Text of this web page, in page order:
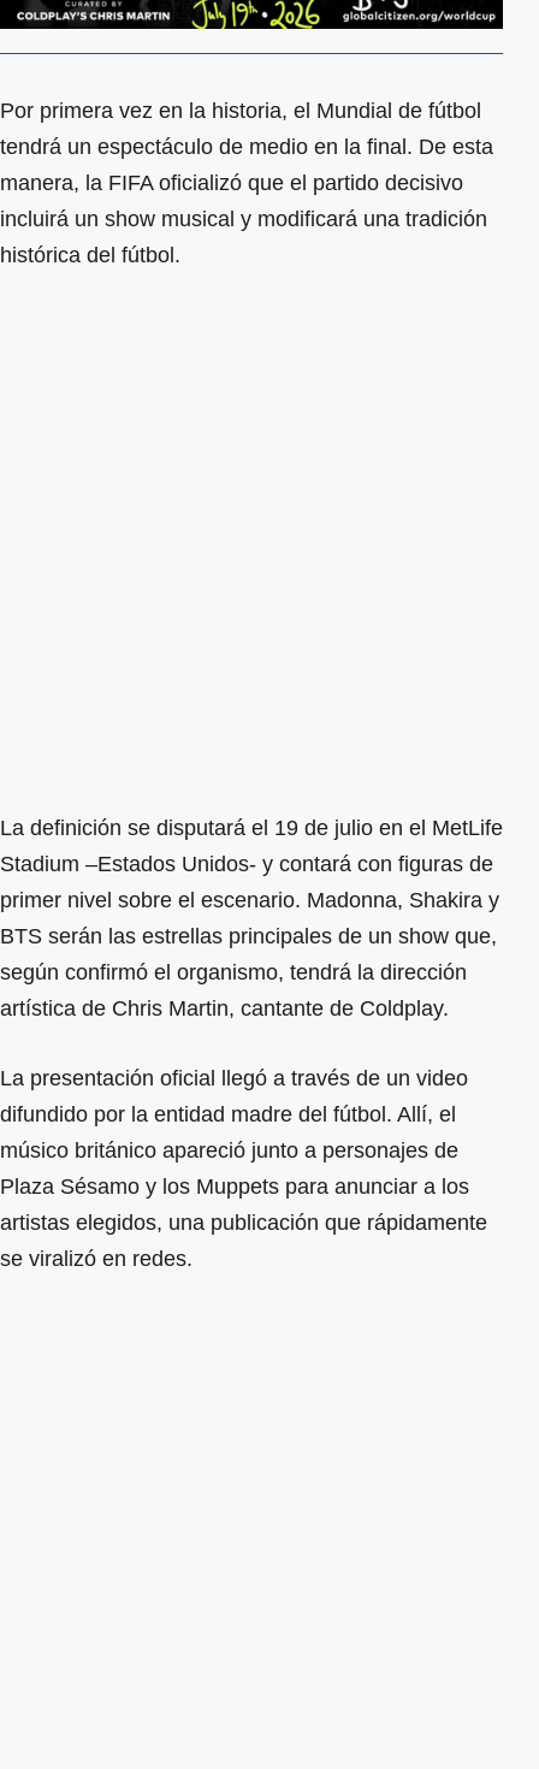
Por primera vez en la historia, el Mundial de fútbol
tendrá un espectáculo de medio en la final. De esta
manera, la FIFA oficializó que el partido decisivo
incluirá un show musical y modificará una tradición
histórica del fútbol.
La definición se disputará el 19 de julio en el MetLife
Stadium –Estados Unidos- y contará con figuras de
primer nivel sobre el escenario. Madonna, Shakira y
BTS serán las estrellas principales de un show que,
según confirmó el organismo, tendrá la dirección
artística de Chris Martin, cantante de Coldplay.
La presentación oficial llegó a través de un video
difundido por la entidad madre del fútbol. Allí, el
músico británico apareció junto a personajes de
Plaza Sésamo y los Muppets para anunciar a los
artistas elegidos, una publicación que rápidamente
se viralizó en redes.